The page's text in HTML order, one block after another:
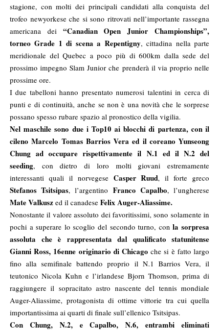
stagione, con molti dei principali candidati alla conquista del
trofeo newyorkese che si sono ritrovati nell’importante rassegna
americana dei “Canadian Open Junior Championships”,
torneo Grade 1 di scena a Repentigny, cittadina nella parte
meridionale del Quebec a poco più di 600km dalla sede del
prossimo impegno Slam Junior che prenderà il via proprio nelle
prossime ore.
I due tabelloni hanno presentato numerosi talentini in cerca di
punti e di continuità, anche se non è una novità che le sorprese
possano spesso rubare spazio al pronostico della vigilia.
Nel maschile sono due i Top10 ai blocchi di partenza, con il
cileno Marcelo Tomas Barrios Vera ed il coreano Yunseong
Chung ad occupare rispettivamente il N.1 ed il N.2 del
seeding, con dietro di loro molti giovani estremamente
interessanti quali il norvegese Casper Ruud, il forte greco
Stefanos Tsitsipas, l’argentino Franco Capalbo, l’ungherese
Mate Valkusz ed il canadese Felix Auger-Aliassime.
Nonostante il valore assoluto dei favoritissimi, sono solamente in
pochi a superare lo scoglio del secondo turno, conla sorpresa
assoluta che è rappresentata dal qualificato statunitense
Gianni Ross, 16enne originario di Chicago che si è fatto largo
fino alla semifinale battendo proprio il N.1 Barrios Vera, il
teutonico Nicola Kuhn e l’irlandese Bjorn Thomson, prima di
raggiungere il sopracitato astro nascente del tennis mondiale
Auger-Aliassime, protagonista di ottime vittorie tra cui quella
importantissima ai quarti di finale sull’ellenico Tsitsipas.
Con Chung, N.2, e Capalbo, N.6, entrambi eliminati